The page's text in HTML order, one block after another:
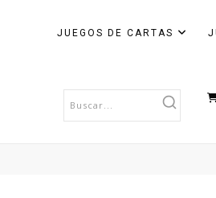
JUEGOS DE CARTAS